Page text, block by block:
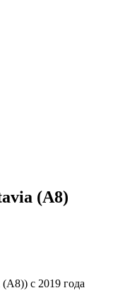
(A8)
с 2019 года